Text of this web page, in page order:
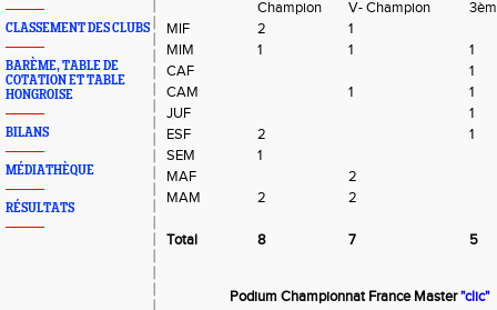
CLASSEMENT DES CLUBS
BARÈME, TABLE DE
COTATION ET TABLE
HONGROISE
BILANS
MÉDIATHÈQUE
RÉSULTATS
Champion V- Champion
MIF
2
1
MIM
1 1
1
CAF
1
CAM
1
1
JUF
1
ESF
2
1
SEM
1
MAF
2
MAM
2 2
Total 8 7 5
Podium Championnat France Master"clic"